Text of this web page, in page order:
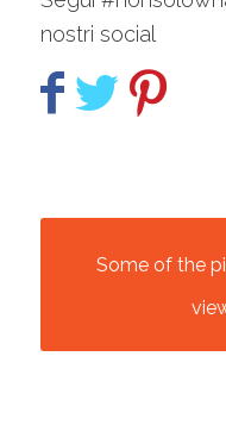
nostri social
Some of the